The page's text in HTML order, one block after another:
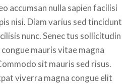
accumsan nulla sapien facilisi
nisi. Diam varius sed tincidunt
nunc. Senec tus sollicitudin
mauris vitae magna
sit mauris sed risus.
viverra magna congue elit